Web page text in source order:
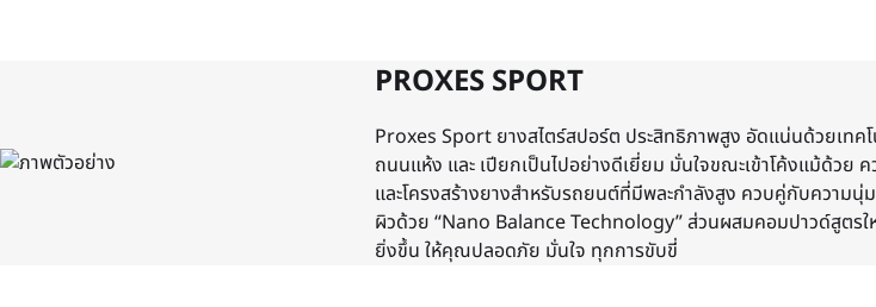
PROXES SPORT
Proxes Sport ยางสไตร์สปอร์ต ประสิทธิภาพสูง อัดแน่นด้วยเท
ถนนแห้ง และ เปียกเป็นไปอย่างดีเยี่ยม มั่นใจขณะเข้าโค้งแม้ด้วย
และโครงสร้างยางสำหรับรถยนต์ที่มีพละกำลังสูง ควบคู่กับความ
ผิวด้วย “Nano Balance Technology” ส่วนผสมคอมปาวด์สูตรใ
ยิ่งขึ้น ให้คุณปลอดภัย มั่นใจ ทุกการขับขี่